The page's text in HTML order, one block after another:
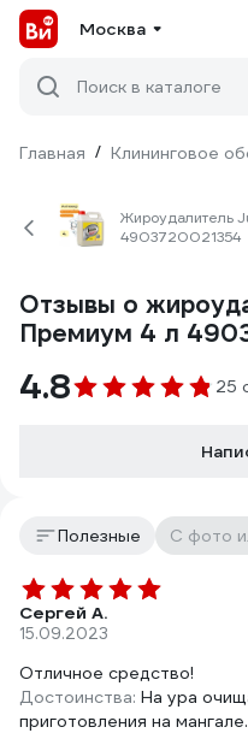
Москва
Поиск в каталоге
Главная / Клининговое
Жироудалитель
4903720021354
Отзывы о
Премиум 4 л
4.8 25
Полезные С фото
Сергей А.
15.09.2023
Отличное средство!
Достоинства: На ура
приготовления на мангале.